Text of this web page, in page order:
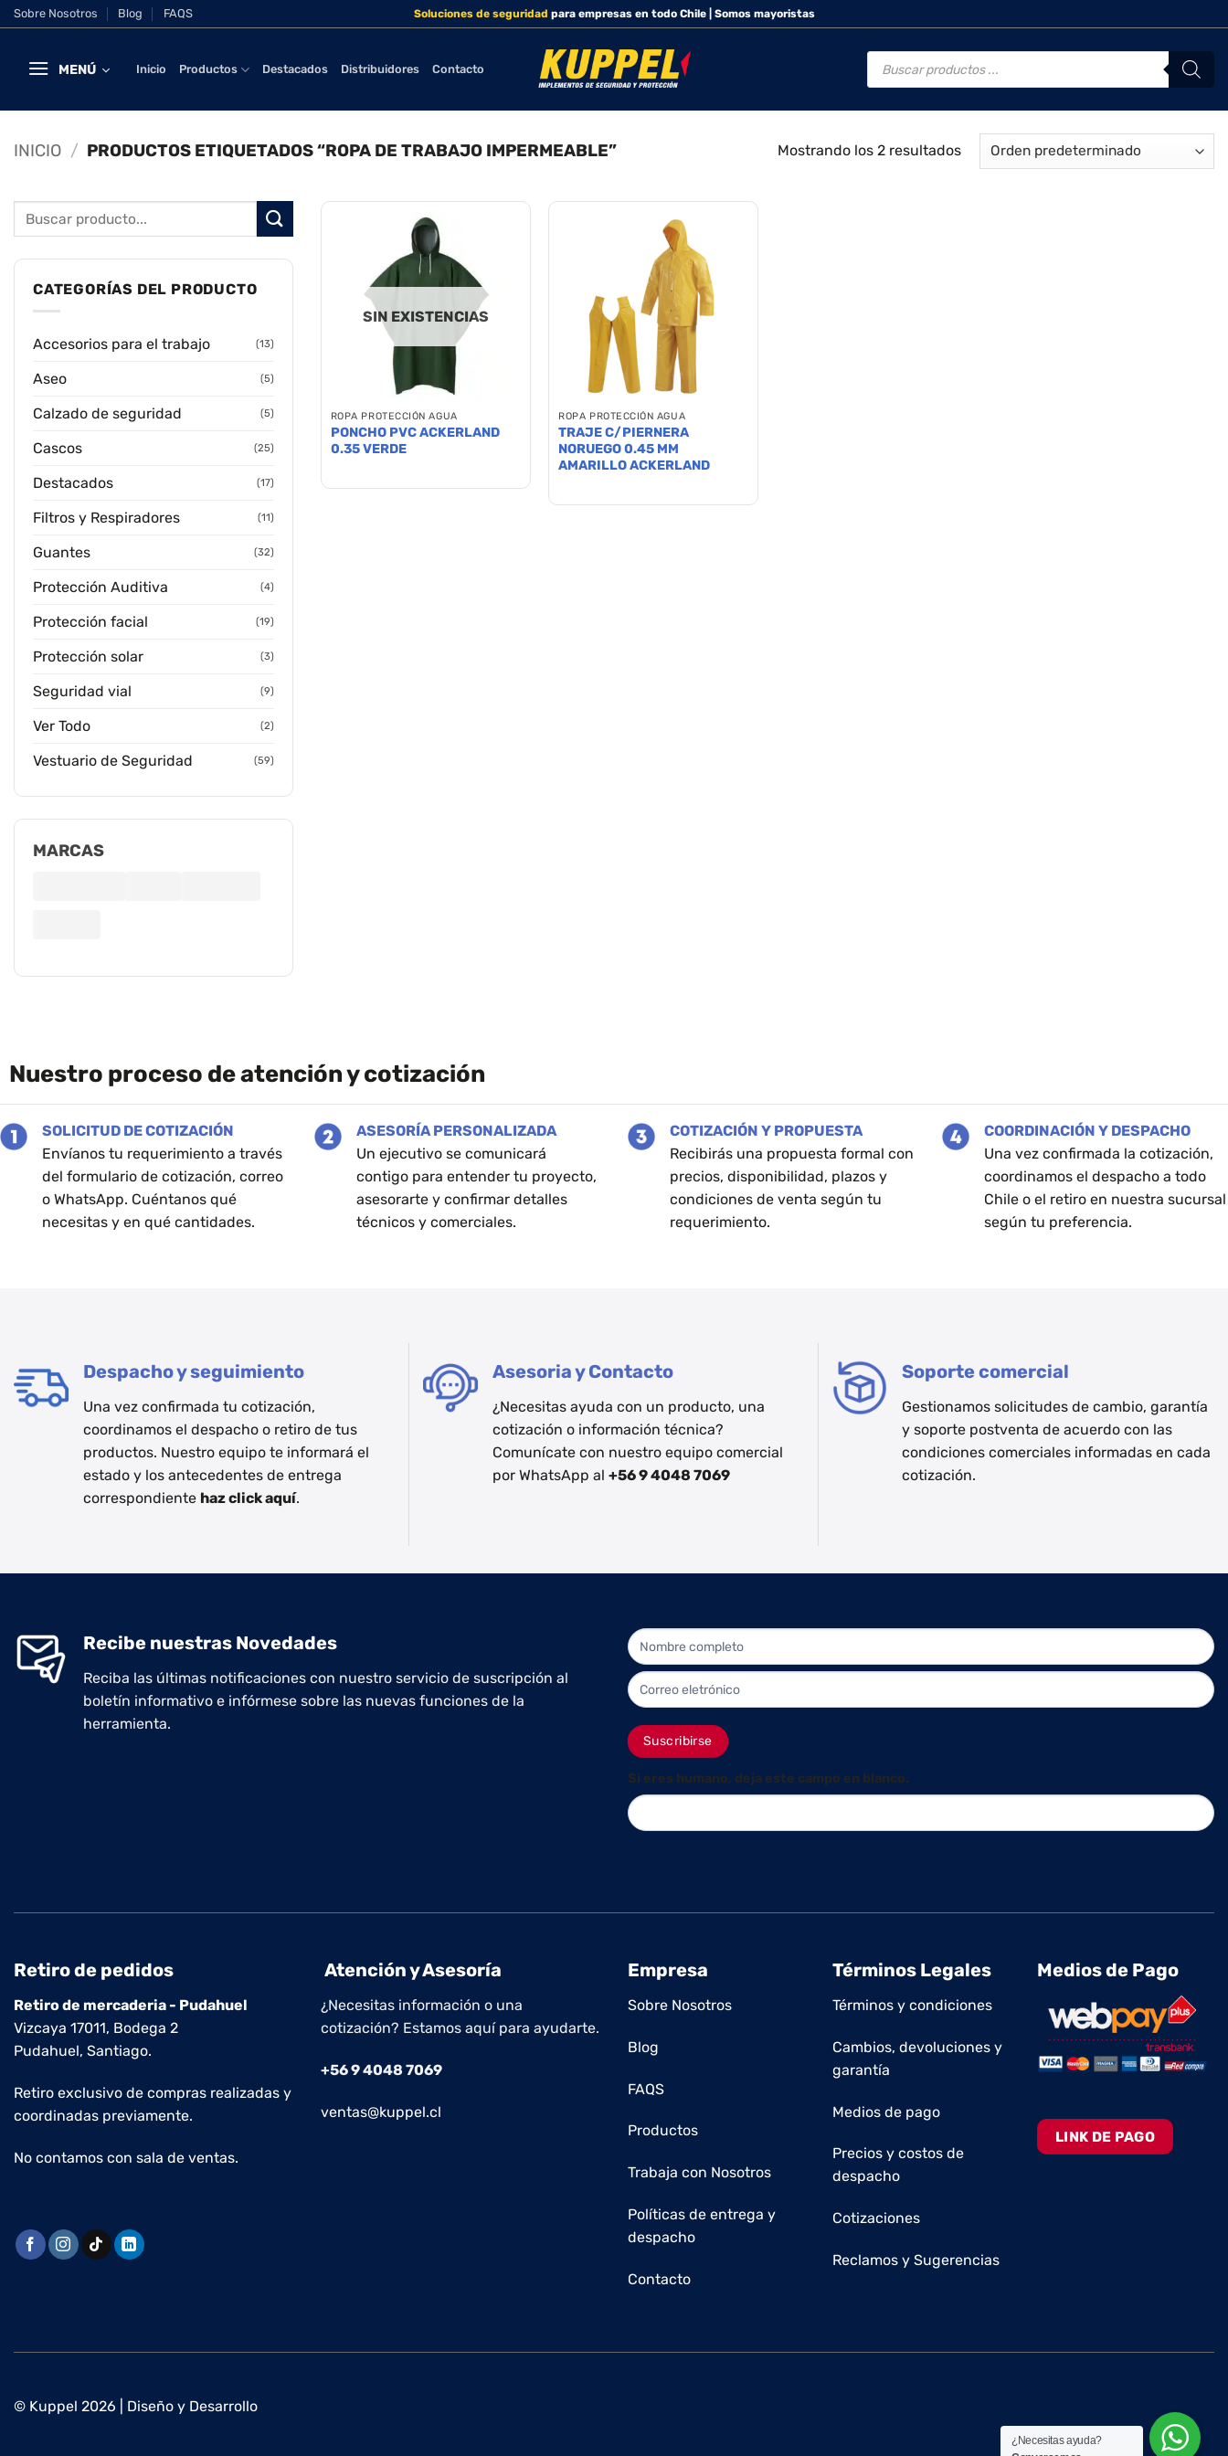
Saltar
al
Sobre Nosotros Blog FAQS Soluciones de seguridad para empresas en todo Chile | Somos mayoristas
MENÚ Inicio Productos Destacados Distribuidores Contacto
Búsqueda
INICIO / PRODUCTOS ETIQUETADOS “ROPA DE TRABAJO IMPERMEABLE” Mostrando los 2 resultados
Buscar
CATEGORÍAS DEL PRODUCTO
Accesorios para el trabajo (13)
Aseo (5)
Calzado de seguridad (5)
Cascos (25)
Destacados (17)
Filtros y Respiradores (11)
Guantes (32)
Protección Auditiva (4)
Protección facial (19)
Protección solar (3)
Seguridad vial (9)
Ver Todo (2)
Vestuario de Seguridad (59)
MARCAS
SIN EXISTENCIAS
ROPA PROTECCIÓN AGUA
PONCHO PVC ACKERLAND
0.35 VERDE
ROPA PROTECCIÓN AGUA
TRAJE C/PIERNERA
NORUEGO 0.45 MM
AMARILLO ACKERLAND
producto
Nuestro proceso de atención y cotización
SOLICITUD DE COTIZACIÓN
Envíanos tu requerimiento a través
del formulario de cotización, correo
o WhatsApp. Cuéntanos qué
necesitas y en qué cantidades.
ASESORÍA PERSONALIZADA
Un ejecutivo se comunicará
contigo para entender tu proyecto,
asesorarte y confirmar detalles
técnicos y comerciales.
COTIZACIÓN Y PROPUESTA
Recibirás una propuesta formal con
precios, disponibilidad, plazos y
condiciones de venta según tu
requerimiento.
COORDINACIÓN Y DESPACHO
Una vez confirmada la cotización,
coordinamos el despacho a todo
Chile o el retiro en nuestra sucursal
según tu preferencia.
Despacho y seguimiento
Una vez confirmada tu cotización,
coordinamos el despacho o retiro de tus
productos. Nuestro equipo te informará el
estado y los antecedentes de entrega
correspondiente haz click aquí.
Asesoria y Contacto
¿Necesitas ayuda con un producto, una
cotización o información técnica?
Comunícate con nuestro equipo comercial
por WhatsApp al +56 9 4048 7069
Soporte comercial
Gestionamos solicitudes de cambio, garantía
y soporte postventa de acuerdo con las
condiciones comerciales informadas en cada
cotización.
Recibe nuestras Novedades
Reciba las últimas notificaciones con nuestro servicio de suscripción al
boletín informativo e infórmese sobre las nuevas funciones de la
herramienta.
NEWLETTER
Suscribirse
Si eres humano, deja este campo en blanco.
Retiro de pedidos
Retiro de mercaderia - Pudahuel
Vizcaya 17011, Bodega 2
Pudahuel, Santiago.
Retiro exclusivo de compras realizadas y
coordinadas previamente.
No contamos con sala de ventas.
Atención y Asesoría
¿Necesitas información o una
cotización? Estamos aquí para ayudarte.
+56 9 4048 7069
ventas@kuppel.cl
Empresa
Sobre Nosotros
Blog
FAQS
Productos
Trabaja con Nosotros
Políticas de entrega y
despacho
Contacto
Términos Legales
Términos y condiciones
Cambios, devoluciones y
garantía
Medios de pago
Precios y costos de
despacho
Cotizaciones
Reclamos y Sugerencias
Medios de Pago
LINK DE PAGO
© Kuppel 2026 | Diseño y Desarrollo
¿Necesitas ayuda?